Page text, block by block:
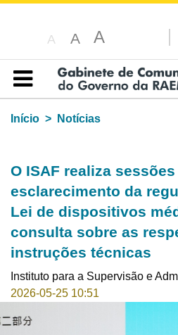
A A A
Índice
Início
Notícias
O ISAF realiza sessões
esclarecimento da
Lei de dispositivos
consulta sobre as
instruções técnicas
Instituto para a Supervisão e
2026-05-25 10:51